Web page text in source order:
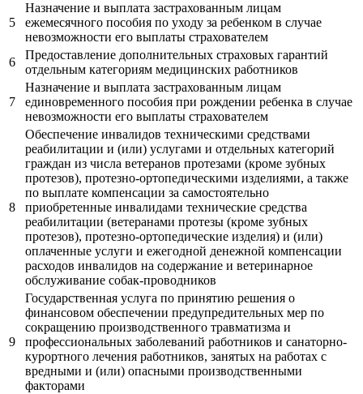
5
Назначение и выплата застрахованным лицам
ежемесячного пособия по уходу за ребенком в случае
невозможности его выплаты страхователем
6
Предоставление дополнительных страховых гарантий
отдельным категориям медицинских работников
7
Назначение и выплата застрахованным лицам
единовременного пособия при рождении ребенка в случае
невозможности его выплаты страхователем
8
Обеспечение инвалидов техническими средствами
реабилитации и (или) услугами и отдельных категорий
граждан из числа ветеранов протезами (кроме зубных
протезов), протезно-ортопедическими изделиями, а также
по выплате компенсации за самостоятельно
приобретенные инвалидами технические средства
реабилитации (ветеранами протезы (кроме зубных
протезов), протезно-ортопедические изделия) и (или)
оплаченные услуги и ежегодной денежной компенсации
расходов инвалидов на содержание и ветеринарное
обслуживание собак-проводников
9
Государственная услуга по принятию решения о
финансовом обеспечении предупредительных мер по
сокращению производственного травматизма и
профессиональных заболеваний работников и санаторно-
курортного лечения работников, занятых на работах с
вредными и (или) опасными производственными
факторами